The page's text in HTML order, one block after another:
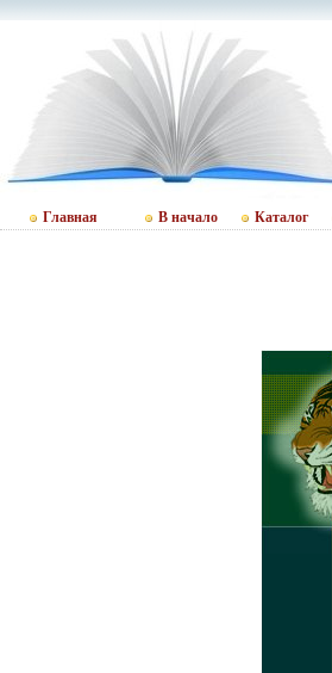
Главная В начало Каталог